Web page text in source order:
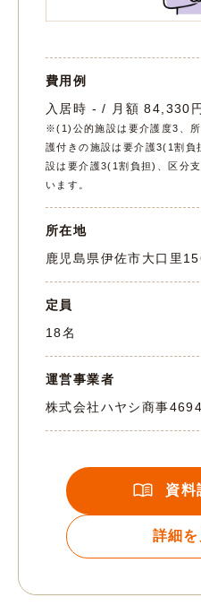
費用例
入居時 - / 月額 84,330円
※(1)公的施設は要介護度3、
護付きの施設は要介護3(1割
設は要介護3(1割負担)、区分
います。
所在地
鹿児島県伊佐市大口里
定員
18名
運営事業者
株式会社ハヤシ商事
資料
詳細を